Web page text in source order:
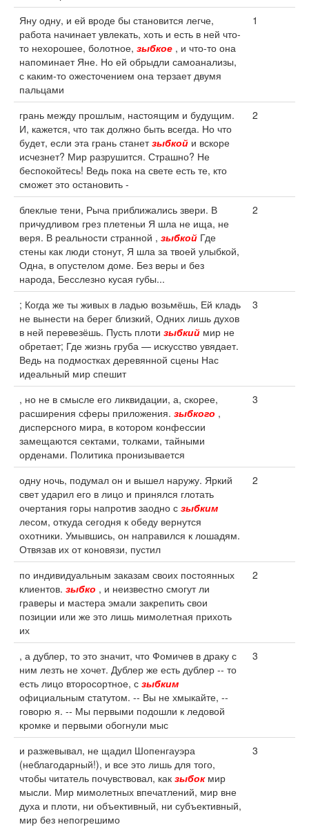
Яну одну, и ей вроде бы становится легче,
работа начинает увлекать, хоть и есть в ней что-
то нехорошее, болотное, зыбкое , и что-то она
напоминает Яне. Но ей обрыдли самоанализы,
с каким-то ожесточением она терзает двумя
пальцами
1
грань между прошлым, настоящим и будущим.
И, кажется, что так должно быть всегда. Но что
будет, если эта грань станетзыбкой и вскоре
исчезнет? Мир разрушится. Страшно? Не
беспокойтесь! Ведь пока на свете есть те, кто
сможет это остановить -
2
блеклые тени, Рыча приближались звери. В
причудливом грез плетеньи Я шла не ища, не
веря. В реальности странной , зыбкой Где
стены как люди стонут, Я шла за твоей улыбкой,
Одна, в опустелом доме. Без веры и без
народа, Бесслезно кусая губы...
2
; Когда же ты живых в ладью возьмёшь, Ей кладь
не вынести на берег близкий, Одних лишь духов
в ней перевезёшь. Пусть плоти зыбкий мир не
обретает; Где жизнь груба — искусство увядает.
Ведь на подмостках деревянной сцены Нас
идеальный мир спешит
3
, но не в смысле его ликвидации, а, скорее,
расширения сферы приложения. зыбкого ,
дисперсного мира, в котором конфессии
замещаются сектами, толками, тайными
орденами. Политика пронизывается
3
одну ночь, подумал он и вышел наружу. Яркий
свет ударил его в лицо и принялся глотать
очертания горы напротив заодно с зыбким
лесом, откуда сегодня к обеду вернутся
охотники. Умывшись, он направился к лошадям.
Отвязав их от коновязи, пустил
2
по индивидуальным заказам своих постоянных
клиентов. зыбко , и неизвестно смогут ли
граверы и мастера эмали закрепить свои
позиции или же это лишь мимолетная прихоть
их
2
, а дублер, то это значит, что Фомичев в драку с
ним лезть не хочет. Дублер же есть дублер -- то
есть лицо второсортное, с зыбким
официальным статутом. -- Вы не хмыкайте, --
говорю я. -- Мы первыми подошли к ледовой
кромке и первыми обогнули мыс
3
и разжевывал, не щадил Шопенгауэра
(неблагодарный!), и все это лишь для того,
чтобы читатель почувствовал, как зыбокмир
мысли. Мир мимолетных впечатлений, мир вне
духа и плоти, ни объективный, ни субъективный,
мир без непогрешимо
3